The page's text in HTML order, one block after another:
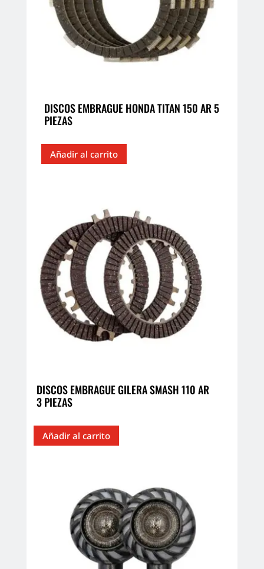
página
de
DISCOS EMBRAGUE HONDA TITAN 150 AR 5
PIEZAS
Añadir al carrito
DISCOS EMBRAGUE GILERA SMASH 110 AR
3 PIEZAS
Añadir al carrito